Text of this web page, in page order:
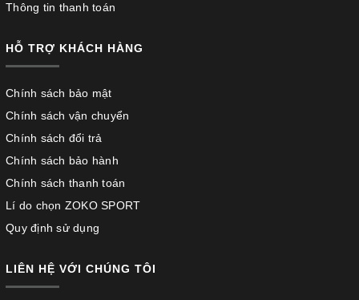
Thông tin thanh toán
HỖ TRỢ KHÁCH HÀNG
Chính sách bảo mật
Chính sách vận chuyển
Chính sách đổi trả
Chính sách bảo hành
Chính sách thanh toán
Lí do chọn ZOKO SPORT
Quy định sử dụng
LIÊN HỆ VỚI CHÚNG TÔI